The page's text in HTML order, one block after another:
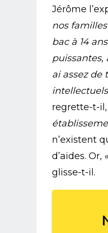
Jérôme
nos
bac à 14
puissantes,
ai assez de
regrette-t-il,
n’existent
d’aides. Or, «
glisse-t-il.